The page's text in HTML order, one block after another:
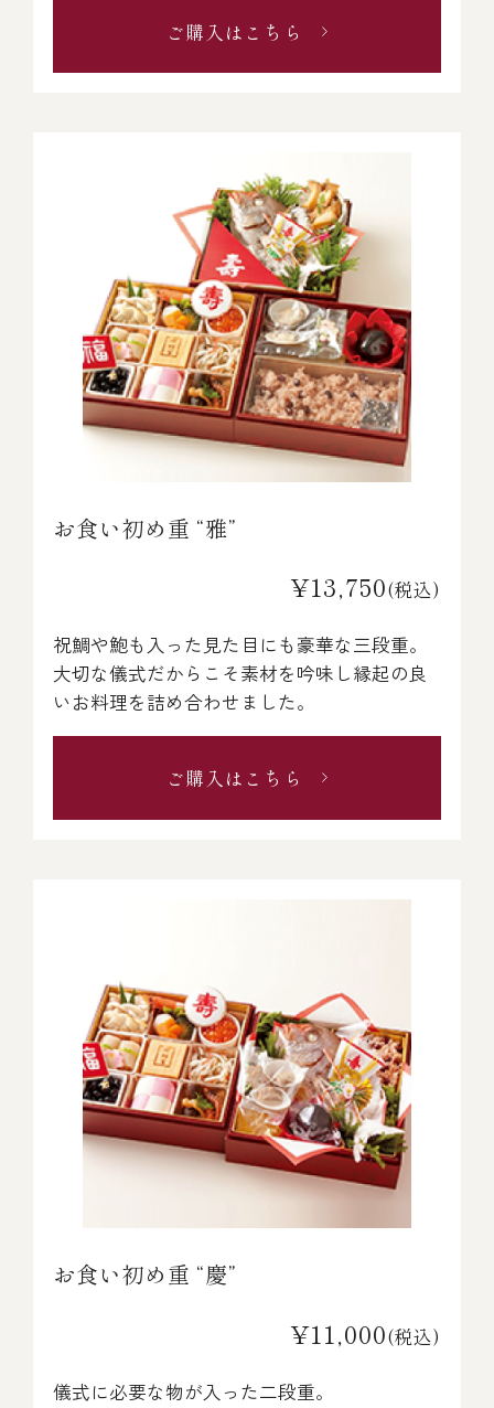
ご購入はこちら
お食い初め重 “雅”
¥13,750(税込)
祝鯛や鮑も入った見た目にも豪華な三段重。
大切な儀式だからこそ素材を吟味し縁起の良
いお料理を詰め合わせました。
ご購入はこちら
お食い初め重 “慶”
¥11,000(税込)
儀式に必要な物が入った二段重。